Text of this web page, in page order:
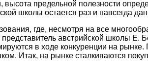
высота предельной полезности
школы остается раз и навсегда
где, несмотря на все
австрийской школы Е.
в ходе конкуренции на рынке.
Итак, на рынке сталкиваются